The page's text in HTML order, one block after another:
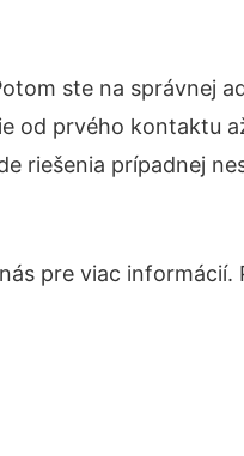
ste na správnej
od prvého kontaktu
riešenia prípadnej
pre viac informácií.